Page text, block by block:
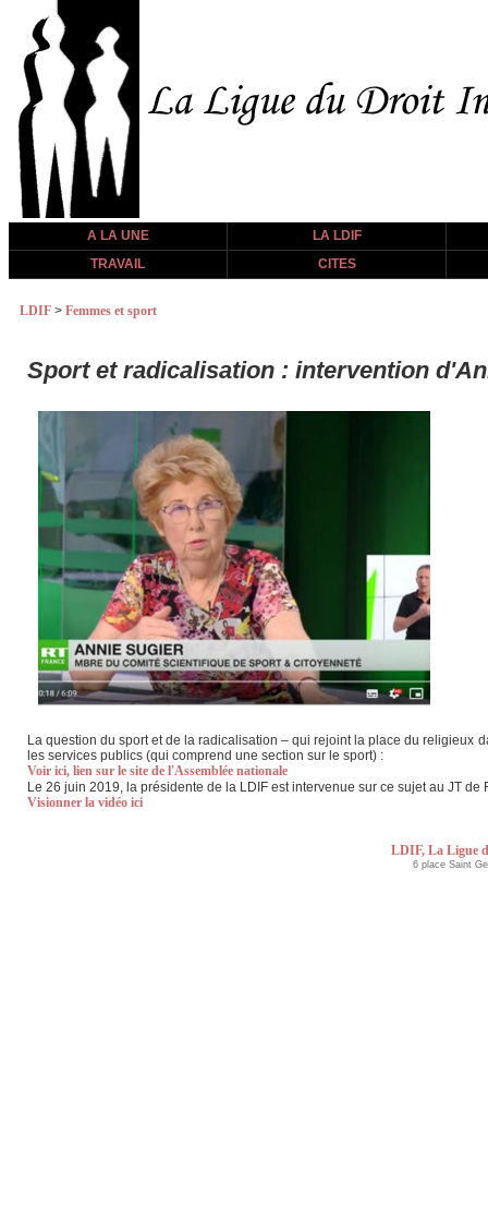
A LA UNE
LA LDIF
TRAVAIL
CITES
LDIF > Femmes et sport
Sport et radicalisation : intervention
La question du sport et de la radicalisation – qui rejoint la place du religieux
les services publics (qui comprend une section sur le sport) :
Voir ici, lien sur le site de l'Assemblée nationale
Le 26 juin 2019, la présidente de la LDIF est intervenue sur ce sujet au JT de
Visionner la vidéo ici
LDIF, La Ligue
6 place Saint